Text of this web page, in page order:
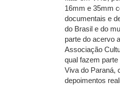
16mm e 35mm
documentais e
do Brasil e do
parte do acervo
Associação
qual fazem
Viva do Paraná,
depoimentos